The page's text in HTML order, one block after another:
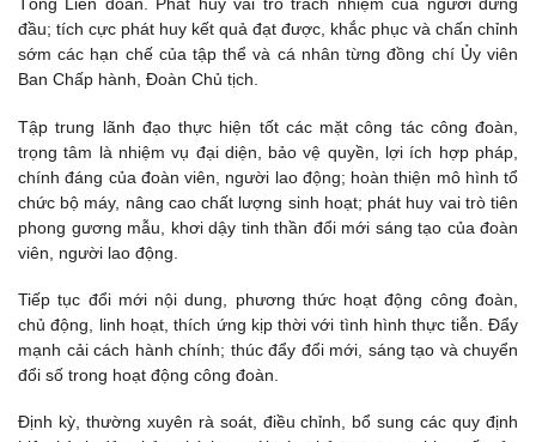
Tổng Liên đoàn. Phát huy vai trò trách nhiệm của người đứng
đầu; tích cực phát huy kết quả đạt được, khắc phục và chấn chỉnh
sớm các hạn chế của tập thể và cá nhân từng đồng chí Ủy viên
Ban Chấp hành, Đoàn Chủ tịch.
Tập trung lãnh đạo thực hiện tốt các mặt công tác công đoàn,
trọng tâm là nhiệm vụ đại diện, bảo vệ quyền, lợi ích hợp pháp,
chính đáng của đoàn viên, người lao động; hoàn thiện mô hình tổ
chức bộ máy, nâng cao chất lượng sinh hoạt; phát huy vai trò tiên
phong gương mẫu, khơi dậy tinh thần đổi mới sáng tạo của đoàn
viên, người lao động.
Tiếp tục đổi mới nội dung, phương thức hoạt động công đoàn,
chủ động, linh hoạt, thích ứng kịp thời với tình hình thực tiễn. Đẩy
mạnh cải cách hành chính; thúc đẩy đổi mới, sáng tạo và chuyển
đổi số trong hoạt động công đoàn.
Định kỳ, thường xuyên rà soát, điều chỉnh, bổ sung các quy định